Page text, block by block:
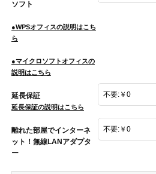
ソフト
●WPSオフィスの説明はこち
ら
●マイクロソフトオフィスの
説明はこちら
延長保証
延長保証の説明はこちら
離れた部屋でインターネ
ット！無線LANアダプタ
ー